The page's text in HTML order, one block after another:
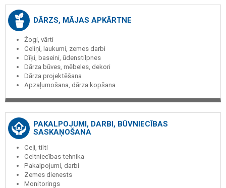
DĀRZS, MĀJAS APKĀRTNE
Žogi, vārti
Celiņi, laukumi, zemes darbi
Dīķi, baseini, ūdenstilpnes
Dārza būves, mēbeles, dekori
Dārza projektēšana
Apzaļumošana, dārza kopšana
PAKALPOJUMI, DARBI, BŪVNIECĪBAS
SASKAŅOŠANA
Ceļi, tilti
Celtniecības tehnika
Pakalpojumi, darbi
Zemes dienests
Monitorings